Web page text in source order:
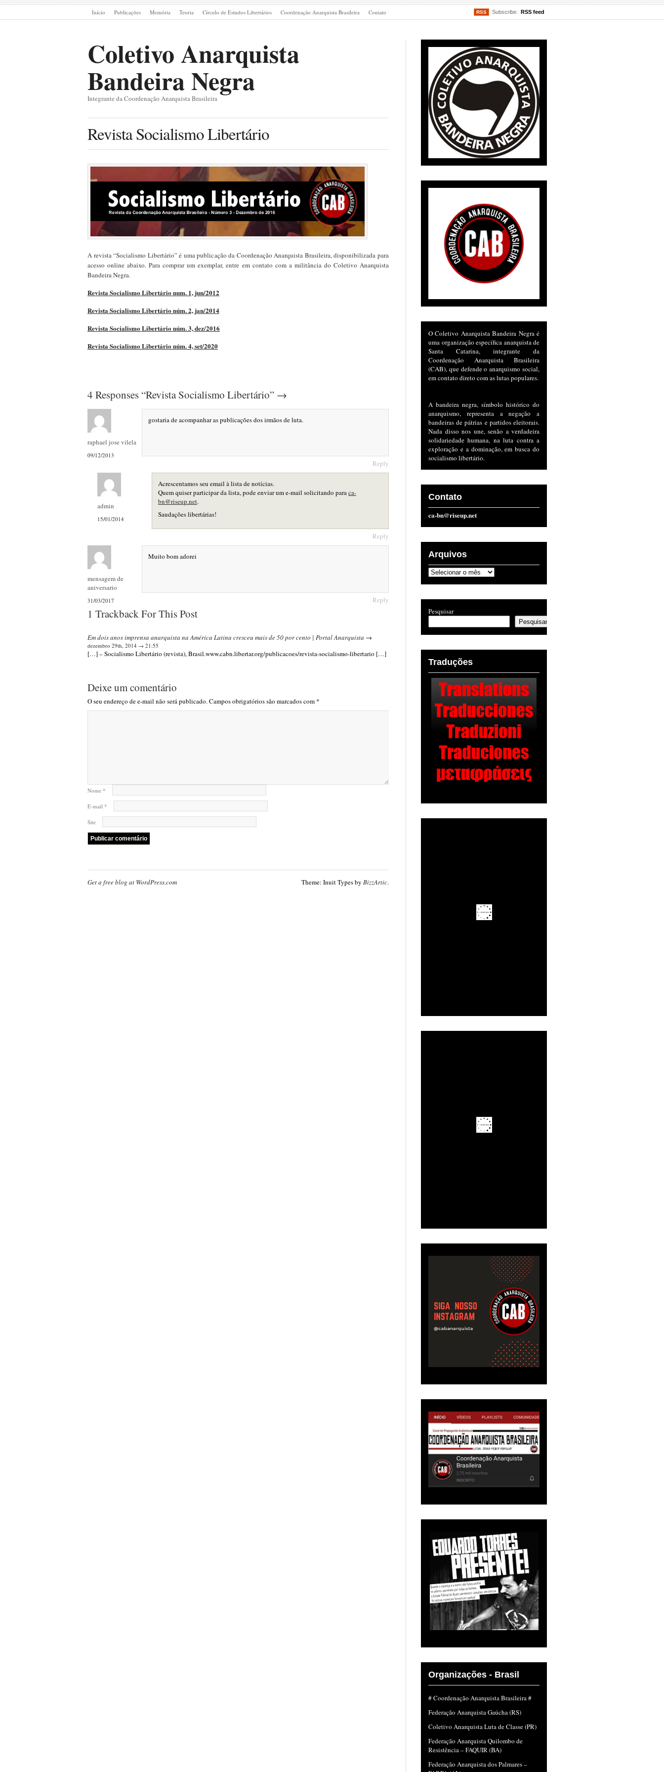
Início Publicações Memória Teoria Círculo de Estudos Libertários Coordenação Anarquista Brasileira Contato RSS Subscribe: RSS feed
Coletivo Anarquista
Bandeira Negra
Integrante da Coordenação Anarquista Brasileira
Revista Socialismo Libertário
A revista “Socialismo Libertário” é uma publicação da Coordenação Anarquista Brasileira, disponibilizada para
acesso online abaixo. Para comprar um exemplar, entre em contato com a militância do Coletivo Anarquista
Bandeira Negra.
Revista Socialismo Libertário num. 1, jun/2012
Revista Socialismo Libertário núm. 2, jan/2014
Revista Socialismo Libertário núm. 3, dez/2016
Revista Socialismo Libertário núm. 4, set/2020
4 Responses “Revista Socialismo Libertário” →
raphael jose vilela
09/12/2013
gostaria de acompanhar as publicações dos irmãos de luta.
Reply
admin
15/01/2014
Acrescentamos seu email à lista de notícias.
Quem quiser participar da lista, pode enviar um e-mail solicitando paraca-
bn@riseup.net.
Saudações libertárias!
Reply
mensagem de
aniversario
31/03/2017
Muito bom adorei
Reply
1 Trackback For This Post
Em dois anos imprensa anarquista na América Latina cresceu mais de 50 por cento | Portal Anarquista →
dezembro 29th, 2014 → 21:55
[…] – Socialismo Libertário (revista), Brasil.www.cabn.libertar.org/publicacoes/revista-socialismo-libertario […]
Deixe um comentário
O seu endereço de e-mail não será publicado.Campos obrigatórios são marcados com *
Nome *
E-mail *
Site
O Coletivo Anarquista Bandeira Negra é
uma organização específica anarquista de
Santa Catarina, integrante da
Coordenação Anarquista Brasileira
(CAB), que defende o anarquismo social,
em contato direto com as lutas populares.
A bandeira negra, símbolo histórico do
anarquismo, representa a negação a
bandeiras de pátrias e partidos eleitorais.
Nada disso nos une, senão a verdadeira
solidariedade humana, na luta contra a
exploração e a dominação, em busca do
socialismo libertário.
Contato
ca-bn@riseup.net
Arquivos
Arquivos
Pesquisar
Pesquisar
Traduções
Organizações - Brasil
# Coordenação Anarquista Brasileira #
Federação Anarquista Gaúcha (RS)
Coletivo Anarquista Luta de Classe (PR)
Federação Anarquista Quilombo de
Resistência – FAQUIR (BA)
Federação Anarquista dos Palmares –
Get a free blog at WordPress.com Theme: Inuit Types by BizzArtic.